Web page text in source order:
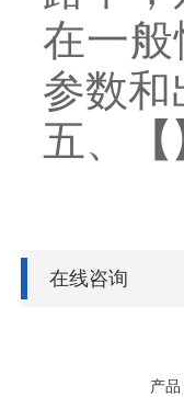
在一
参数和
五、
【
在线咨询
产品